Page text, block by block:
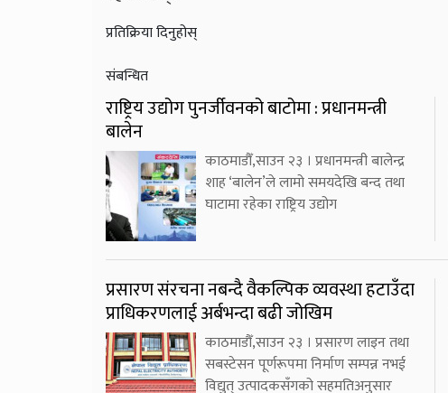
प्रतिक्रिया दिनुहोस्
संबन्धित
राष्ट्रिय उद्योग पुनर्जीवनको बाटोमा : प्रधानमन्त्री
बालेन
काठमाडौँ,साउन २३ । प्रधानमन्त्री बालेन्द्र
शाह ‘बालेन’ले लामो समयदेखि बन्द तथा
घाटामा रहेका राष्ट्रिय उद्योग
प्रसारण संरचना नबन्दै वैकल्पिक व्यवस्था हटाउँदा
प्राधिकरणलाई अर्बभन्दा बढी जोखिम
काठमाडौँ,साउन २३ । प्रसारण लाइन तथा
सबस्टेसन पूर्णरूपमा निर्माण सम्पन्न नभई
विद्युत् उत्पादकसँगको सहमतिअनुसार